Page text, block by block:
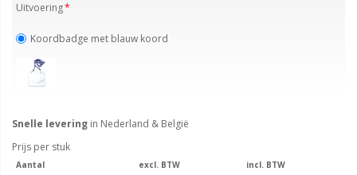
Uitvoering
Koordbadge met blauw koord
Snelle levering in Nederland & België
Prijs per stuk
Aantal excl. BTW
incl. BTW